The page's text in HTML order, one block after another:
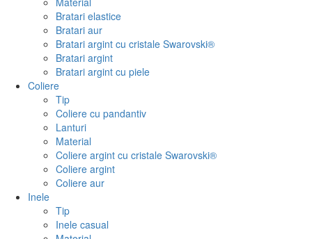
Bratari elastice
Bratari aur
Bratari argint cu cristale Swarovski®
Bratari argint
Bratari argint cu piele
Coliere
Tip
Coliere cu pandantiv
Lanturi
Material
Coliere argint cu cristale Swarovski®
Coliere argint
Coliere aur
Inele
Tip
Inele casual